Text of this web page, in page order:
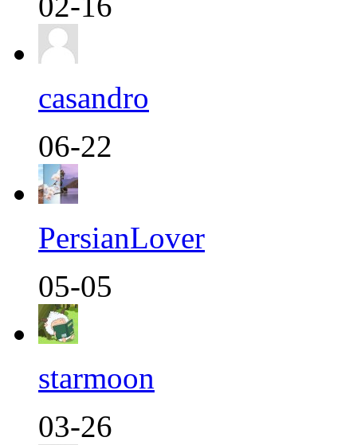
casandro
06-22
PersianLover
05-05
starmoon
03-26